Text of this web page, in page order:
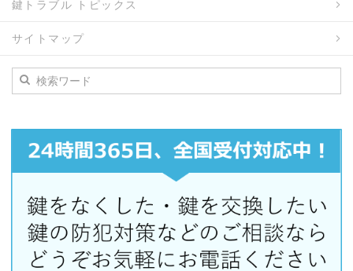
鍵トラブル トピックス
サイトマップ